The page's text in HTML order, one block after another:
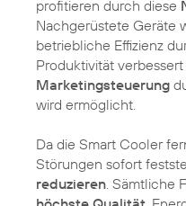
profitieren durch diese
Nachgerüstete Geräte
betriebliche Effizienz
Produktivität
Marketingsteuerung
wird ermöglicht.
Da die Smart Cooler
Störungen sofort
reduzieren. Sämtliche